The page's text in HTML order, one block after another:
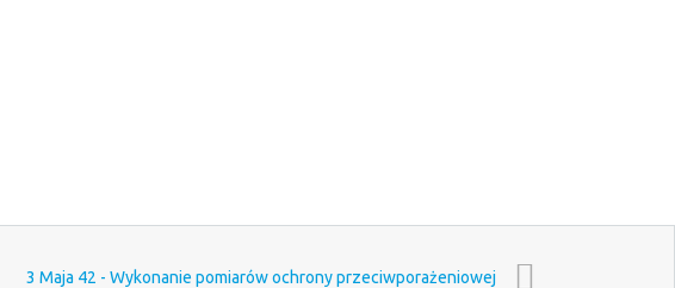
3 Maja 42 - Wykonanie pomiarów ochrony przeciwporażeniowej